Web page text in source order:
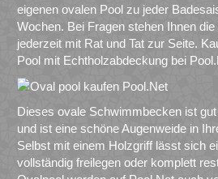
eigenen ovalen Pool zu jeder
Wochen. Bei Fragen stehen Ihnen
jederzeit mit Rat und Tat zur Seite.
Pool mit Echtholzabdeckung bei
Dieses ovale Schwimmbecken ist
und ist eine schöne Augenweide in
Selbst mit einem Holzgriff lässt sich
vollständig freilegen oder komplett